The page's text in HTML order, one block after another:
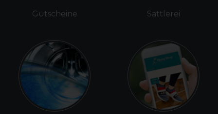
Gutscheine Sattlerei